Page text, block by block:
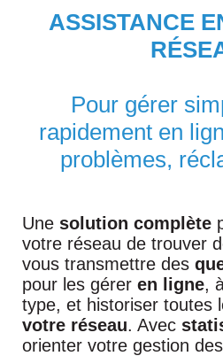
ASSISTANCE
Pour gérer
rapidement en
problèmes,
Une solution complète
votre réseau de trouver
vous transmettre des
pour les gérer en ligne,
type, et historiser toutes
votre réseau. Avec
orienter votre gestion